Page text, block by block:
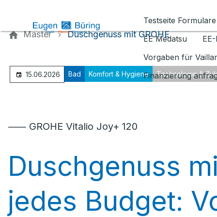
Testseite Formulare
EE Medatsu
Vorgaben für
Finanzierung
Master Duschgenuss mit GROHE
15.06.2026 Bad Komfort & Hygiene Technologie &
⸺ GROHE Vitalio Joy+ 120
Duschgenuss
jedes Budget: